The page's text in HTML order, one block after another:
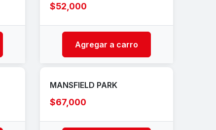
$52,000
Agregar a carro
MANSFIELD PARK
$67,000